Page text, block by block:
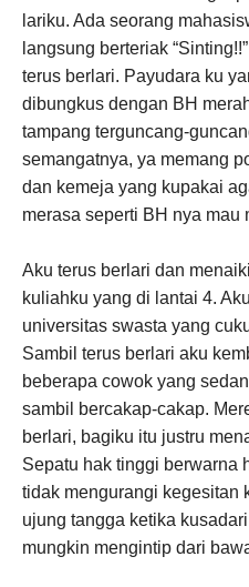
lariku. Ada seorang
langsung berteriak
terus berlari. Payudara ku
dibungkus dengan BH
tampang terguncang-
semangatnya, ya memang
dan kemeja yang kupakai
merasa seperti BH nya mau
Aku terus berlari dan
kuliahku yang di lantai 4.
universitas swasta yang
Sambil terus berlari aku
beberapa cowok yang
sambil bercakap-cakap.
berlari, bagiku itu justru
Sepatu hak tinggi berwarna
tidak mengurangi kegesitan
ujung tangga ketika
mungkin mengintip dari